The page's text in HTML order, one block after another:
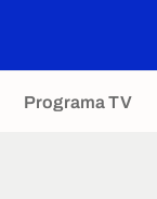
Programa TV